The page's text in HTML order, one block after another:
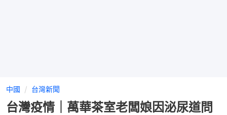
中國 台灣新聞
台灣疫情｜萬華茶室老闆娘因泌尿道問